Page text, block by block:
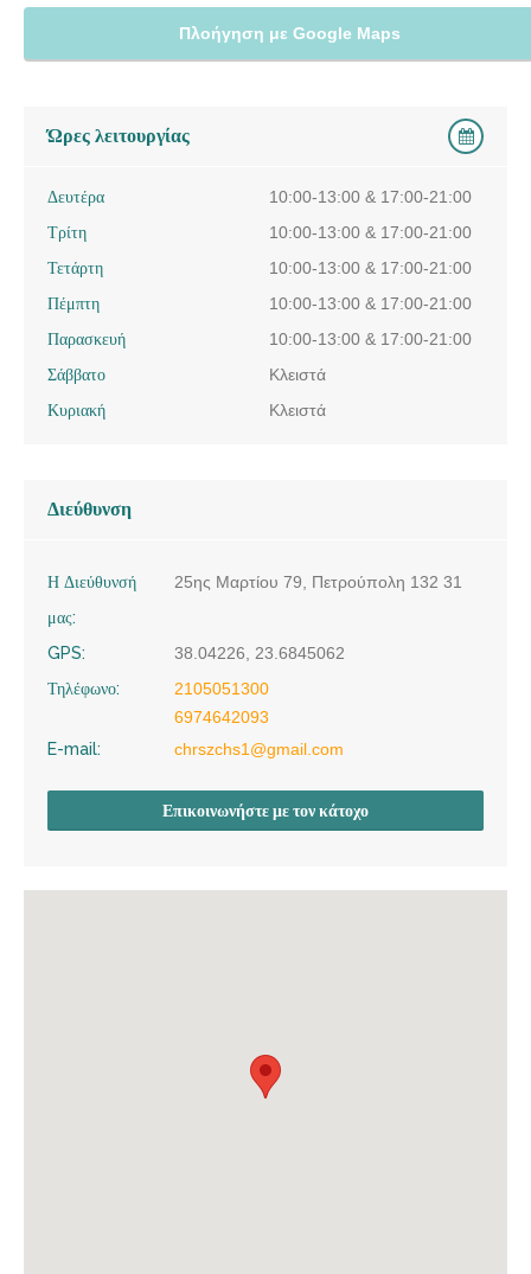
Πλοήγηση με Google Maps
Ώρες λειτουργίας
Δευτέρα
10:00-13:00 & 17:00-21:00
Τρίτη
10:00-13:00 & 17:00-21:00
Τετάρτη
10:00-13:00 & 17:00-21:00
Πέμπτη
10:00-13:00 & 17:00-21:00
Παρασκευή
10:00-13:00 & 17:00-21:00
Σάββατο
Κλειστά
Κυριακή
Κλειστά
Διεύθυνση
Η Διεύθυνσή
μας:
25ης Μαρτίου 79, Πετρούπολη 132 31
GPS:
38.04226, 23.6845062
Τηλέφωνο:
2105051300
6974642093
E-mail:
chrszchs1@gmail.com
Επικοινωνήστε με τον κάτοχο